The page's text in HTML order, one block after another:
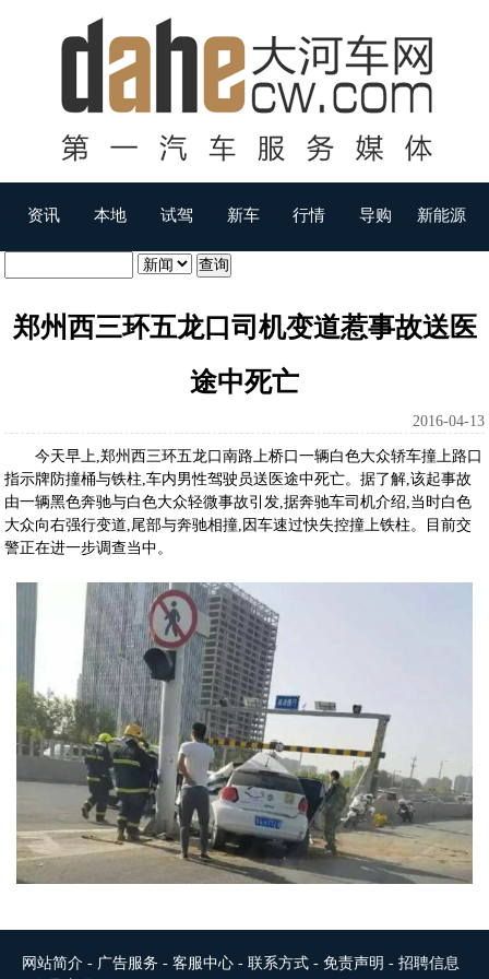
资讯 本地 试驾 新车 行情 导购 新能源
郑州西三环五龙口司机变道惹事故送医
途中死亡
2016-04-13
今天早上,郑州西三环五龙口南路上桥口一辆白色大众轿车撞上路口
指示牌防撞桶与铁柱,车内男性驾驶员送医途中死亡。据了解,该起事故
由一辆黑色奔驰与白色大众轻微事故引发,据奔驰车司机介绍,当时白色
大众向右强行变道,尾部与奔驰相撞,因车速过快失控撞上铁柱。目前交
警正在进一步调查当中。
网站简介 - 广告服务 - 客服中心 - 联系方式 - 免责声明 - 招聘信息